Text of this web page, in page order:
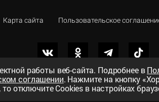
Карта сайта Пользовательское
работы веб-сайта. Подробнее в
соглашении. Нажмите на кнопку
отключите Cookies в настройках